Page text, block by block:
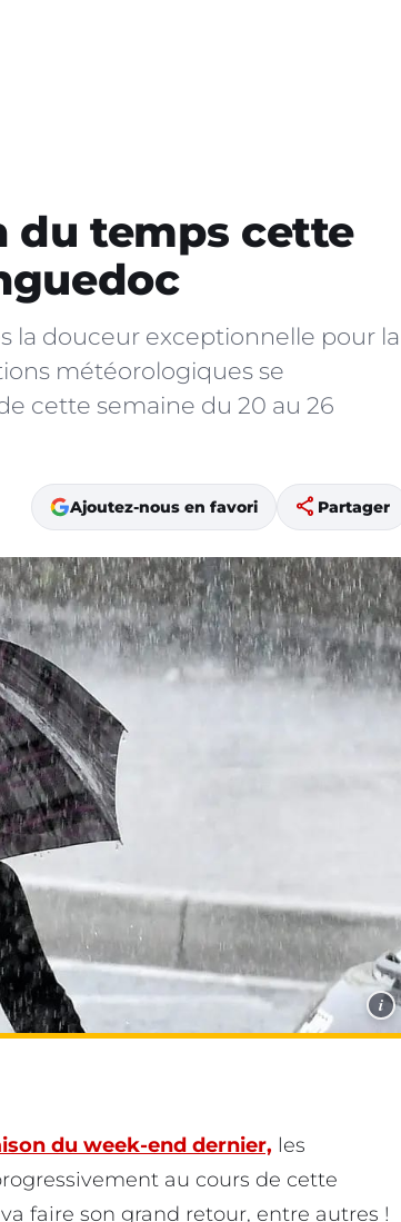
du temps cette
la douceur exceptionnelle pour la
météorologiques se
cette semaine du 20 au 26
Ajoutez-nous en favori share Partager
i
du week-end dernier, les
au cours de cette
va faire son grand retour, entre autres !